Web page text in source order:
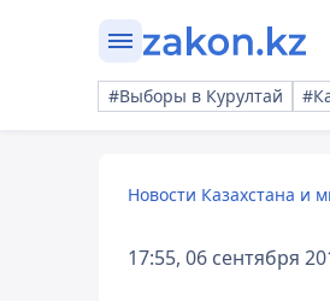
#Выборы в Курултай
Новости Казахстана и
17:55, 06 сентября